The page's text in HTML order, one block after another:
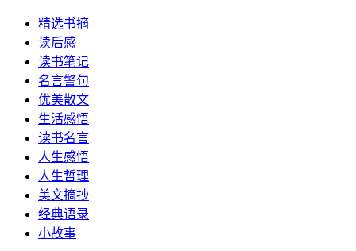
精选书摘
读后感
读书笔记
名言警句
优美散文
生活感悟
读书名言
人生感悟
人生哲理
美文摘抄
经典语录
小故事